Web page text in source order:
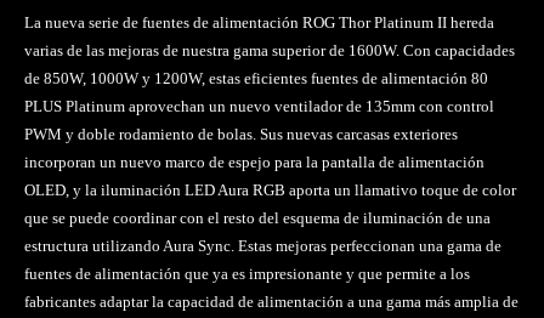
La nueva serie de fuentes de alimentación ROG Thor Platinum II hereda
varias de las mejoras de nuestra gama superior de 1600W. Con capacidades
de 850W, 1000W y 1200W, estas eficientes fuentes de alimentación 80
PLUS Platinum aprovechan un nuevo ventilador de 135mm con control
PWM y doble rodamiento de bolas. Sus nuevas carcasas exteriores
incorporan un nuevo marco de espejo para la pantalla de alimentación
OLED, y la iluminación LED Aura RGB aporta un llamativo toque de color
que se puede coordinar con el resto del esquema de iluminación de una
estructura utilizando Aura Sync. Estas mejoras perfeccionan una gama de
fuentes de alimentación que ya es impresionante y que permite a los
fabricantes adaptar la capacidad de alimentación a una gama más amplia de